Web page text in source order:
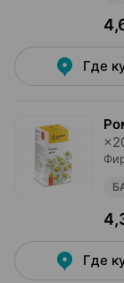
Где
×
Где